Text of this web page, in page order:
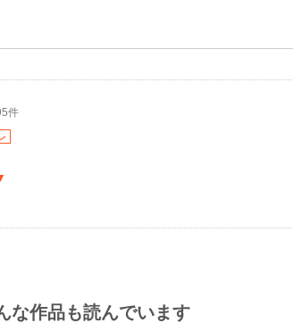
件
な作品も読んでいます